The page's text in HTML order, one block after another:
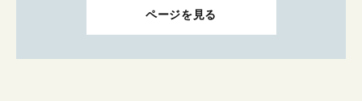
ページを見る